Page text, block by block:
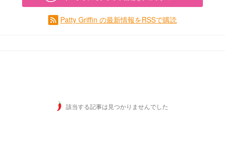
Patty Griffin の最新情報をRSSで購読
該当する記事は見つかりませんでした